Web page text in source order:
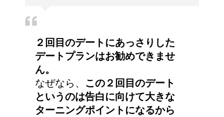
２回目のデートにあっさりした
デートプランはお勧めできませ
ん。
なぜなら、 この２回目のデート
というのは告白に向けて大きな
ターニングポイントになるから